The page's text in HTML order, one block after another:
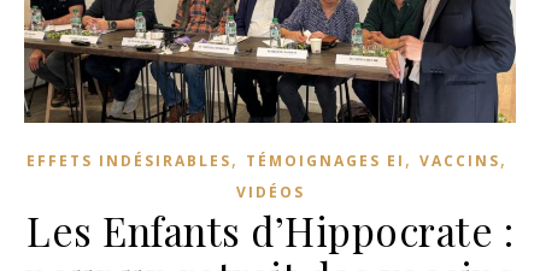
EFFETS INDÉSIRABLES, TÉMOIGNAGES EI , VACCINS,
VIDÉOS
Les Enfants d’Hippocrate :